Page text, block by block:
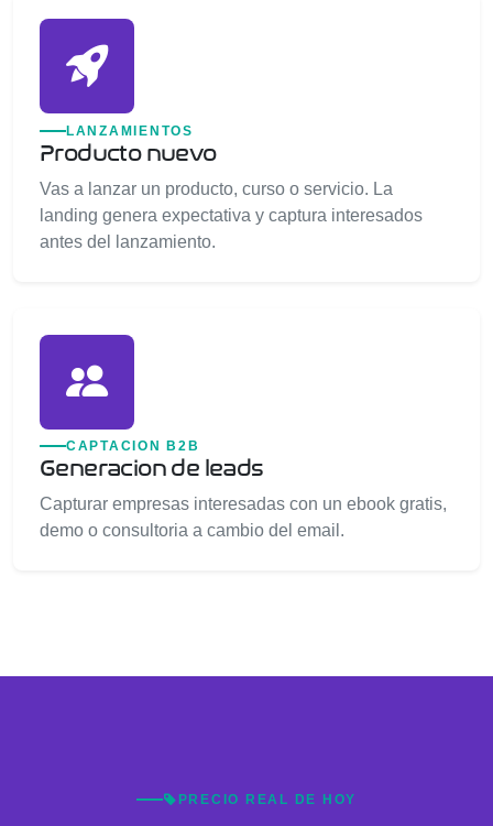
LANZAMIENTOS
Producto nuevo
Vas a lanzar un producto, curso o servicio. La
landing genera expectativa y captura interesados
antes del lanzamiento.
CAPTACION B2B
Generacion de leads
Capturar empresas interesadas con un ebook gratis,
demo o consultoria a cambio del email.
PRECIO REAL DE HOY